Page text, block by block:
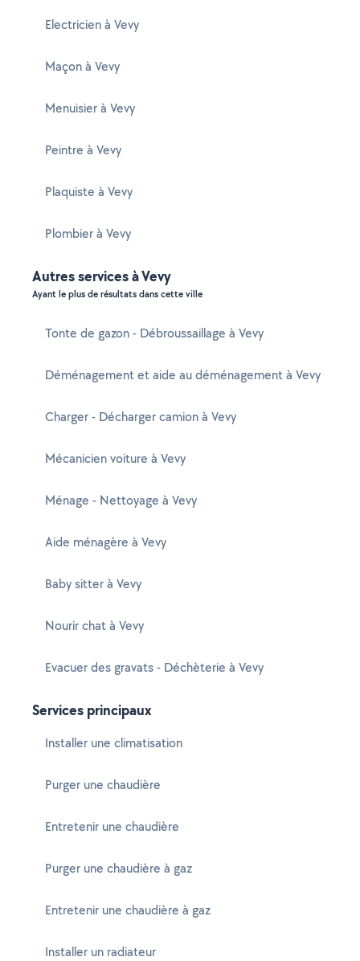
Electricien à Vevy
Maçon à Vevy
Menuisier à Vevy
Peintre à Vevy
Plaquiste à Vevy
Plombier à Vevy
Autres services à Vevy
Ayant le plus de résultats dans cette ville
Tonte de gazon - Débroussaillage à Vevy
Déménagement et aide au déménagement à Vevy
Charger - Décharger camion à Vevy
Mécanicien voiture à Vevy
Ménage - Nettoyage à Vevy
Aide ménagère à Vevy
Baby sitter à Vevy
Nourir chat à Vevy
Evacuer des gravats - Déchèterie à Vevy
Services principaux
Installer une climatisation
Purger une chaudière
Entretenir une chaudière
Purger une chaudière à gaz
Entretenir une chaudière à gaz
Installer un radiateur